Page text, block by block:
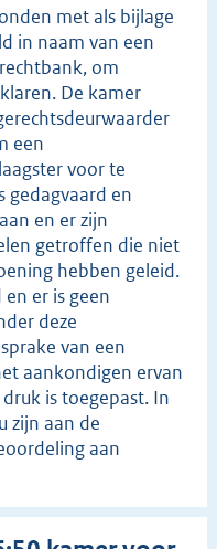
met als bijlage
in naam van een
om
De kamer
een
voor te
gedagvaard en
en er zijn
getroffen die niet
hebben geleid.
er is geen
deze
van een
aankondigen ervan
is toegepast. In
zijn aan de
aan